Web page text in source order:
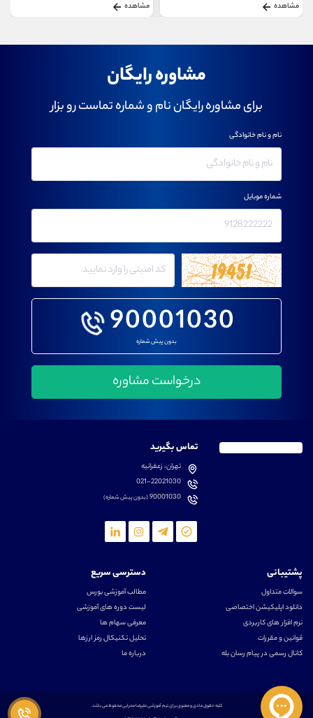
مشاهده مشاهده
مشاوره رایگان
برای مشاوره رایگان نام و شماره تماست رو بزار
90001030
بدون پیش شماره
نام و نام خانوادگی
شماره موبایل
تماس بگیرید
تهران، زعفرانیه
021-22021030
90001030(بدون پیش شماره)
پشتیبانی
سوالات متداول
دانلود اپلیکیشن اختصاصی
نرم افزار های کاربردی
قوانین و مقررات
کانال رسمی در پیام رسان بله
دسترسی سریع
مطالب آموزشی بورس
لیست دوره های آموزشی
معرفی سهام ها
تحلیل تکنیکال رمز ارزها
درباره ما
کلیه حقوق مادی و معنوی برای تیم آموزشی علیرضا محرابی محفوظ می باشد.